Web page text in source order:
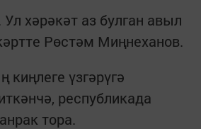
хәрәкәт аз булган авыл
Рөстәм Миңнеханов.
үзгәрүгә
республикада
тора.